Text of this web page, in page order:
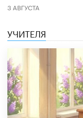
3 АВГУСТА
УЧИТЕЛЯ